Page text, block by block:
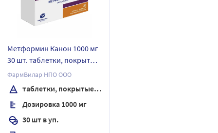
Метформин Канон 1000 мг
30 шт. таблетки, покрытые
пленочной оболочкой
ФармВилар НПО ООО
таблетки, покрытые пленочной оболочкой
Дозировка 1000 мг
30 шт в уп.